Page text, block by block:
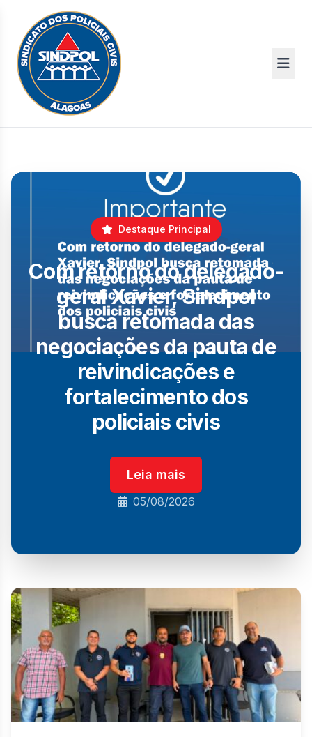
Destaque Principal
Com retorno do delegado-
geral Xavier, Sindpol
busca retomada das
negociações da pauta de
reivindicações e
fortalecimento dos
policiais civis
Leia mais
05/08/2026